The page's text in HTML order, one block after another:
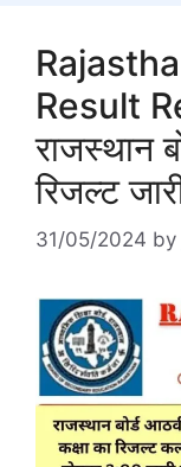
Result
राजस्थान
रिजल्ट
31/05/2024 by